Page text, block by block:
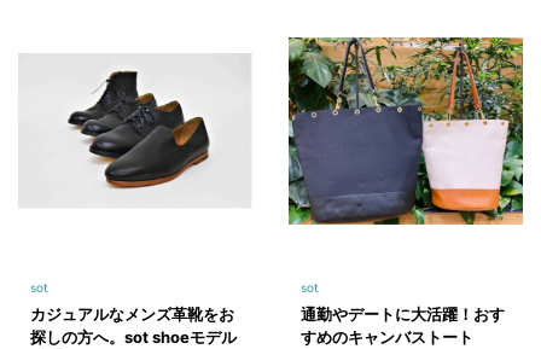
sot
カジュアルなメンズ革靴をお
探しの方へ。sot shoeモデル
sot
通勤やデートに大活躍！おす
すめのキャンバストート